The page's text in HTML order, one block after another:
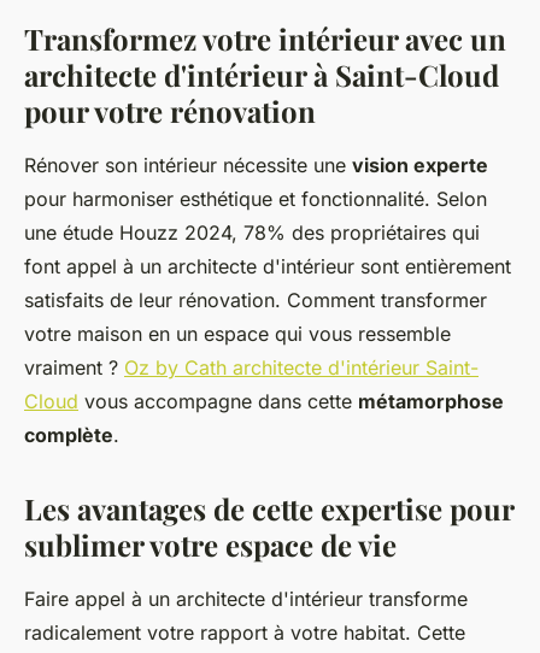
Transformez votre intérieur avec un
architecte d'intérieur à Saint-Cloud
pour votre rénovation
Rénover son intérieur nécessite une vision experte
pour harmoniser esthétique et fonctionnalité. Selon
une étude Houzz 2024, 78% des propriétaires qui
font appel à un architecte d'intérieur sont entièrement
satisfaits de leur rénovation. Comment transformer
votre maison en un espace qui vous ressemble
vraiment ? Oz by Cath architecte d'intérieur Saint-
Cloud vous accompagne dans cette métamorphose
complète.
Les avantages de cette expertise pour
sublimer votre espace de vie
Faire appel à un architecte d'intérieur transforme
radicalement votre rapport à votre habitat. Cette